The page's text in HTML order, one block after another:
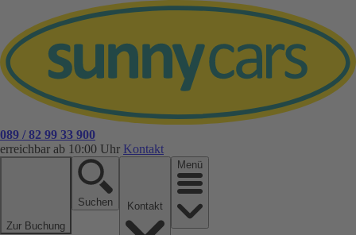
089 / 82 99 33 900
erreichbar ab 10:00 Uhr Kontakt
Zur Buchung
Suchen
Menü